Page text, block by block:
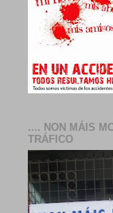
.... NON MÁIS
TRÁFICO